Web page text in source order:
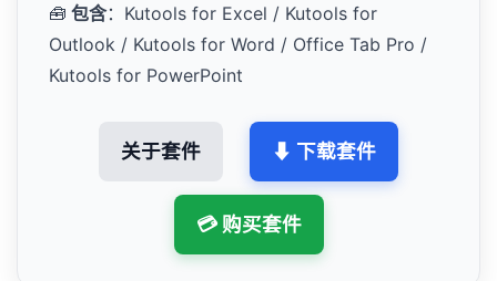
🧰 包含：Kutools for Excel / Kutools for
Outlook / Kutools for Word / Office Tab Pro /
Kutools for PowerPoint
关于套件 ⬇ 下载套件
💳 购买套件